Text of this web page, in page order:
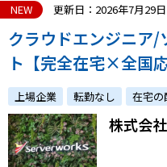
NEW 更新日：2026年7月29日
クラウドエンジニア/
ト【完全在宅×全国
も様々なプロジェク
フェッショナルと技
して成長しましょう！
上場企業 転勤なし 在宅の
株式会